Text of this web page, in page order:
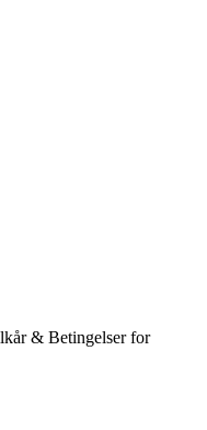
& Betingelser for